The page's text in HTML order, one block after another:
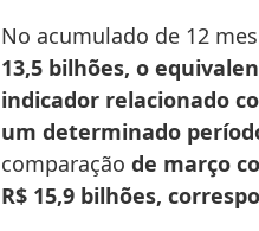
No acumulado de 12
13,5 bilhões, o
indicador relacionado
um determinado
comparação de março
R$ 15,9 bilhões,